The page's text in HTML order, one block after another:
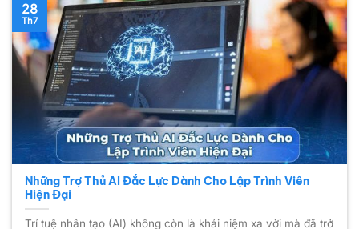
Những Trợ Thủ AI Đắc Lực Dành Cho Lập Trình Viên
Hiện Đại
Trí tuệ nhân tạo (AI) không còn là khái niệm xa vời mà đã trở
28
Th7